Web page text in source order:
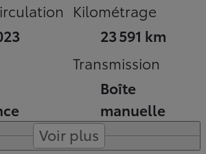
Kilométrage
23 591 km
Transmission
Boîte
manuelle
Voir plus